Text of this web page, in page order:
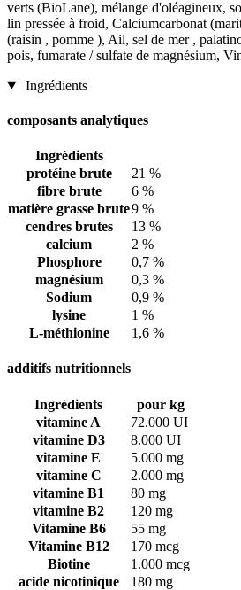
verts (BioLane), mélange d'oléagineux,
lin pressée à froid, Calciumcarbonat
(raisin , pomme ), Ail, sel de mer ,
pois, fumarate / sulfate de magnésium,
Ingrédients
composants analytiques
Ingrédients
protéine brute
21 %
fibre brute
6 %
matière grasse brute9 %
cendres brutes
13 %
calcium
2 %
Phosphore
0,7 %
magnésium
0,3 %
Sodium
0,9 %
lysine
1 %
L-méthionine
1,6 %
additifs nutritionnels
Ingrédients
pour kg
vitamine A
72.000 UI
vitamine D3
8.000 UI
vitamine E
5.000 mg
vitamine C
2.000 mg
vitamine B1
80 mg
vitamine B2
120 mg
Vitamine B6
55 mg
Vitamine B12
170 mcg
Biotine
1.000 mcg
acide nicotinique
180 mg